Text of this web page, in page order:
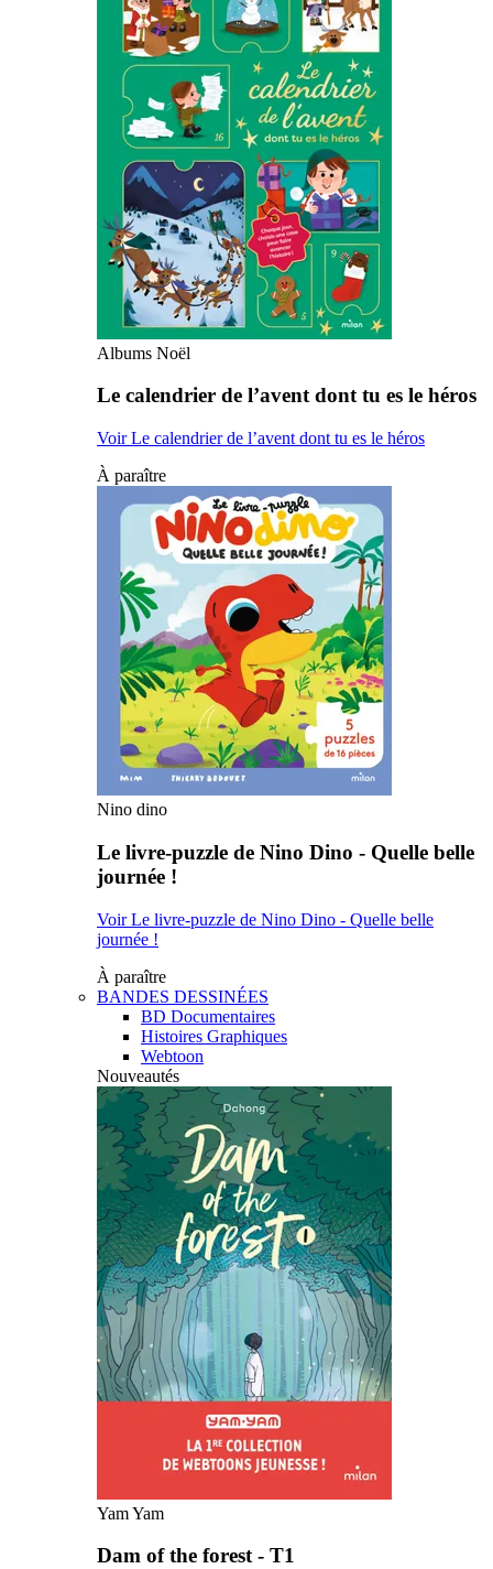
Albums Noël
Le calendrier de l’avent dont tu es le héros
Voir Le calendrier de l’avent dont tu es le héros
À paraître
Nino dino
Le livre-puzzle de Nino Dino - Quelle belle
journée !
Voir Le livre-puzzle de Nino Dino - Quelle belle
journée !
À paraître
BANDES DESSINÉES
BD Documentaires
Histoires Graphiques
Webtoon
Nouveautés
Yam Yam
Dam of the forest - T1